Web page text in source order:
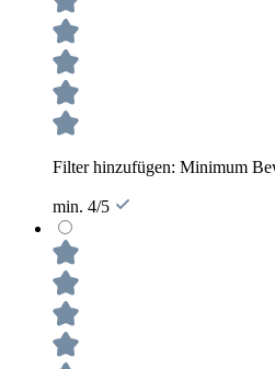
Filter hinzufügen: Minimum
min. 4/5